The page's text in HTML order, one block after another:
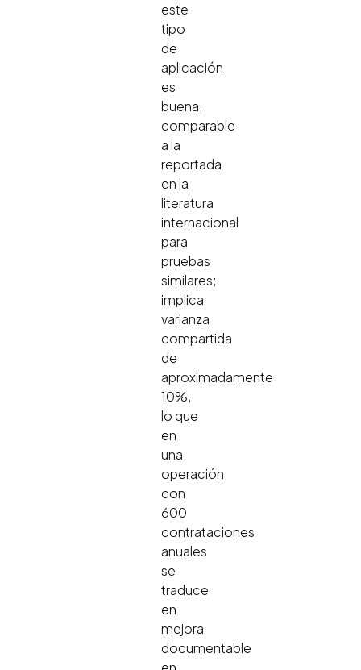
este
tipo
de
aplicación
es
buena,
comparable
a la
reportada
en la
literatura
internacional
para
pruebas
similares;
implica
varianza
compartida
de
aproximadamente
10%,
lo que
en
una
operación
con
600
contrataciones
anuales
se
traduce
en
mejora
documentable